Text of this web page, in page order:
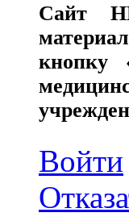
Сайт
кнопку
Войти